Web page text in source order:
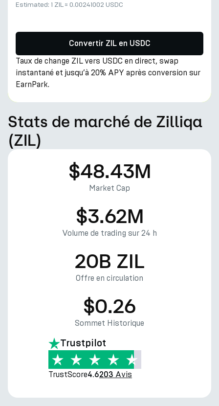
Estimated: 1 ZIL≈ 0.00241002 USDC
Convertir ZIL en USDC
Taux de change ZIL vers USDC en direct, swap
instantané et jusqu’à 20% APY après conversion sur
EarnPark.
Stats de marché de Zilliqa
(ZIL)
$48.43M
Market Cap
$3.62M
Volume de trading sur 24 h
20B ZIL
Offre en circulation
$0.26
Sommet Historique
Trustpilot
TrustScore4.6203 Avis